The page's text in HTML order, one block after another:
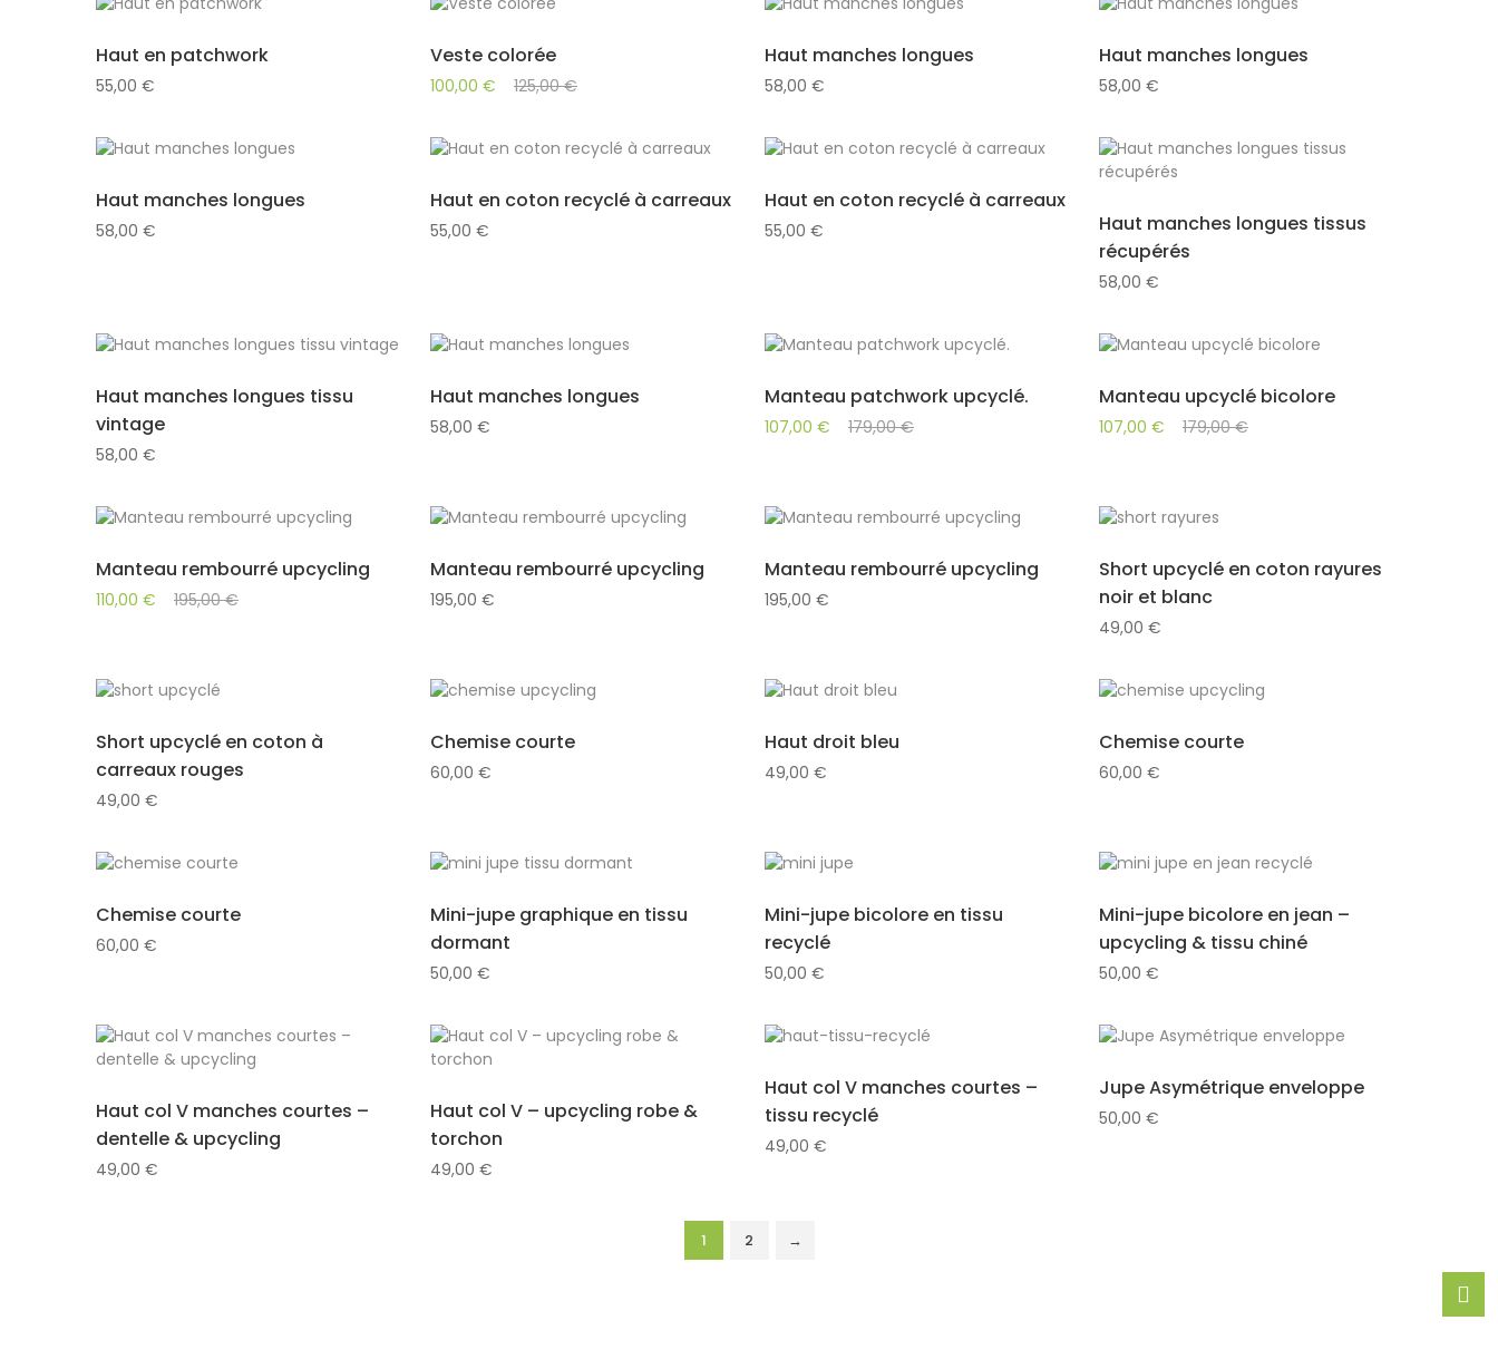
Haut en patchwork
55,00 €
Veste colorée
100,00 € 125,00€
Haut manches longues
58,00 €
Haut manches longues
58,00 €
Haut manches longues
58,00 €
Haut en coton recyclé à carreaux
55,00 €
Haut en coton recyclé à carreaux
55,00 €
Haut manches longues tissus
récupérés
58,00 €
Haut manches longues tissu
vintage
58,00 €
Haut manches longues
58,00 €
Manteau patchwork upcyclé.
107,00 € 179,00€
Manteau upcyclé bicolore
107,00 € 179,00€
Manteau rembourré upcycling
110,00 € 195,00€
Manteau rembourré upcycling
195,00 €
Manteau rembourré upcycling
195,00 €
Short upcyclé en coton rayures
noir et blanc
49,00 €
Short upcyclé en coton à
carreaux rouges
49,00 €
Chemise courte
60,00 €
Haut droit bleu
49,00 €
Chemise courte
60,00 €
Chemise courte
60,00 €
Mini-jupe graphique en tissu
dormant
50,00 €
Mini-jupe bicolore en tissu
recyclé
50,00 €
Mini-jupe bicolore en jean –
upcycling & tissu chiné
50,00 €
Haut col V manches courtes –
dentelle & upcycling
49,00 €
Haut col V – upcycling robe &
torchon
49,00 €
Haut col V manches courtes –
tissu recyclé
49,00 €
Jupe Asymétrique enveloppe
50,00 €
1 2 →